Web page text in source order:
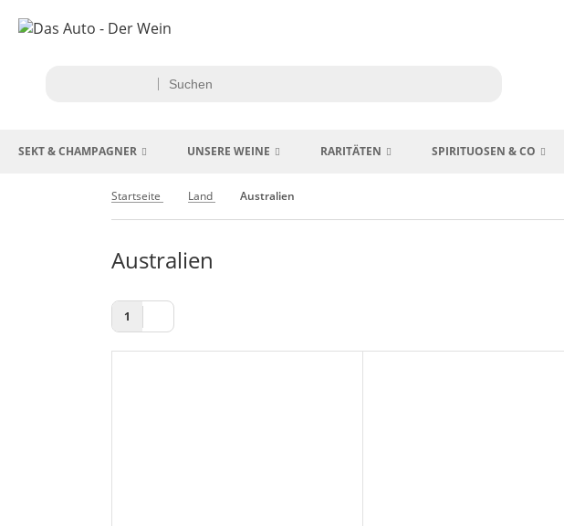
SEKT & CHAMPAGNER UNSERE WEINE RARITÄTEN SPIRITUOSEN & CO
Startseite Land Australien
Australien
1